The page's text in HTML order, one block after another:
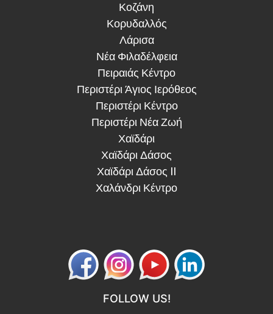
Κοζάνη
Κορυδαλλός
Λάρισα
Νέα Φιλαδέλφεια
Πειραιάς Κέντρο
Περιστέρι Άγιος Ιερόθεος
Περιστέρι Κέντρο
Περιστέρι Νέα Ζωή
Χαϊδάρι
Χαϊδάρι Δάσος
Χαϊδάρι Δάσος II
Χαλάνδρι Κέντρο
FOLLOW US!